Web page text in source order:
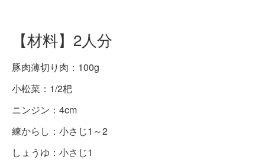
【材料】2人分
豚肉薄切り肉：100g
小松菜：1/2杷
ニンジン：4cm
練からし：小さじ1～2
しょうゆ：小さじ1